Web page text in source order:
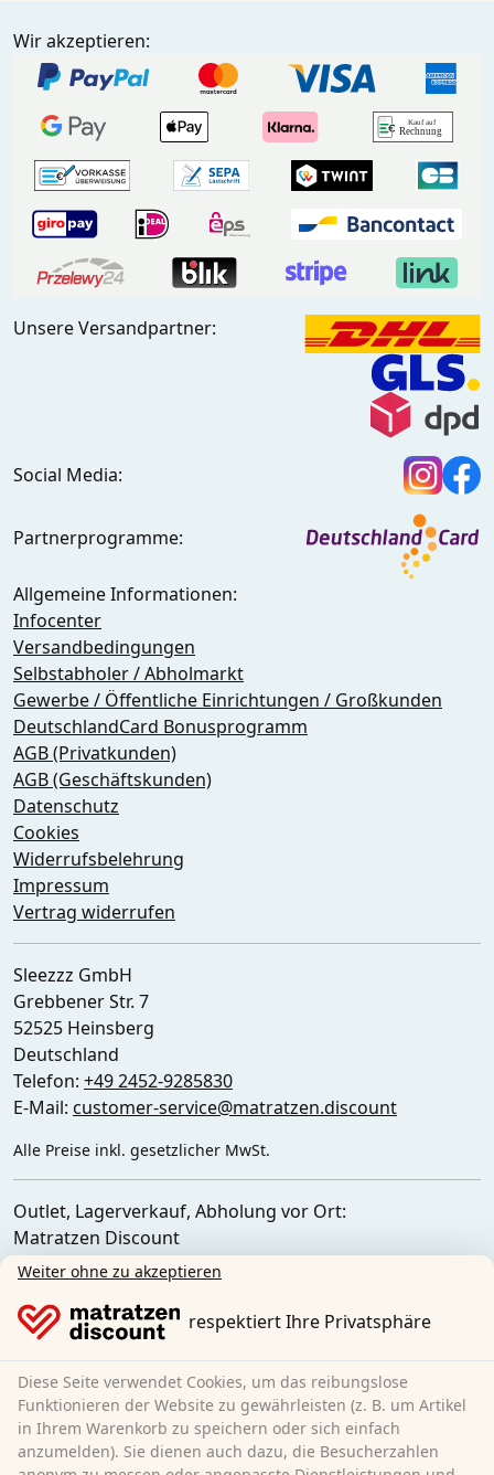
Wir akzeptieren:
Unsere Versandpartner:
Social Media:
Partnerprogramme:
Allgemeine Informationen:
Infocenter
Versandbedingungen
Selbstabholer / Abholmarkt
Gewerbe / Öffentliche Einrichtungen / Großkunden
DeutschlandCard Bonusprogramm
AGB (Privatkunden)
AGB (Geschäftskunden)
Datenschutz
Cookies
Widerrufsbelehrung
Impressum
Vertrag widerrufen
Sleezzz GmbH
Grebbener Str. 7
52525 Heinsberg
Deutschland
Telefon: +49 2452-9285830
E-Mail: customer-service@matratzen.discount
Alle Preise inkl. gesetzlicher MwSt.
Outlet, Lagerverkauf, Abholung vor Ort:
Matratzen Discount
Ferdinand-Porsche-Str. 4
Deutschland
Weiter ohne zu akzeptieren
respektiert Ihre Privatsphäre
Diese Seite verwendet Cookies, um das reibungslose
Funktionieren der Website zu gewährleisten (z. B. um Artikel
in Ihrem Warenkorb zu speichern oder sich einfach
anzumelden). Sie dienen auch dazu, die Besucherzahlen